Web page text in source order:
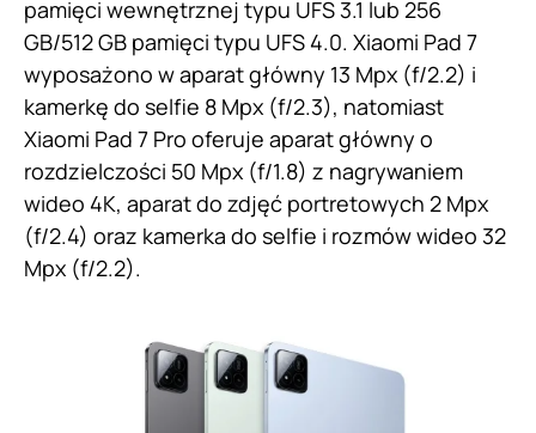
pamięci wewnętrznej typu UFS 3.1 lub 256
GB/512 GB pamięci typu UFS 4.0. Xiaomi Pad 7
wyposażono w aparat główny 13 Mpx (f/2.2) i
kamerkę do selfie 8 Mpx (f/2.3), natomiast
Xiaomi Pad 7 Pro oferuje aparat główny o
rozdzielczości 50 Mpx (f/1.8) z nagrywaniem
wideo 4K, aparat do zdjęć portretowych 2 Mpx
(f/2.4) oraz kamerka do selfie i rozmów wideo 32
Mpx (f/2.2).